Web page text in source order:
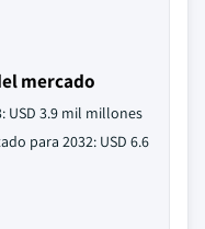
mercado
USD 3.9 mil millones
para 2032: USD 6.6